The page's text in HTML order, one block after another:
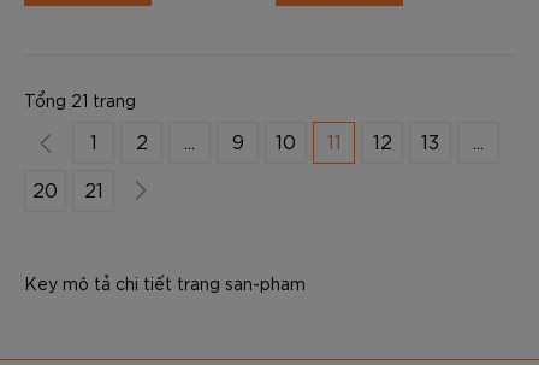
Tổng 21 trang
1 2 9 10 11 12 13
20
21
Key mô tả chi tiết trang san-pham